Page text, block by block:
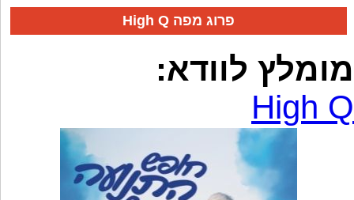
High Q פרוג מפה
מומלץ לוודא:
High Q